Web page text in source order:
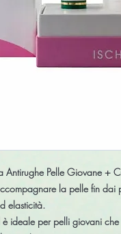
Antirughe Pelle Giovane +
la pelle fin dai
elasticità.
ideale per pelli giovani